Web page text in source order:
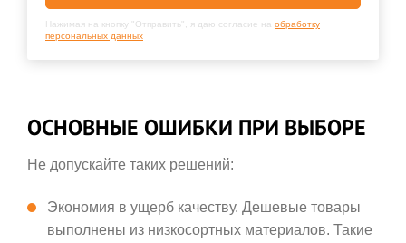
Нажимая на кнопку "Отправить", я даю согласие на обработку
персональных данных
ОСНОВНЫЕ ОШИБКИ ПРИ ВЫБОРЕ
Не допускайте таких решений:
Экономия в ущерб качеству. Дешевые товары
выполнены из низкосортных материалов. Такие